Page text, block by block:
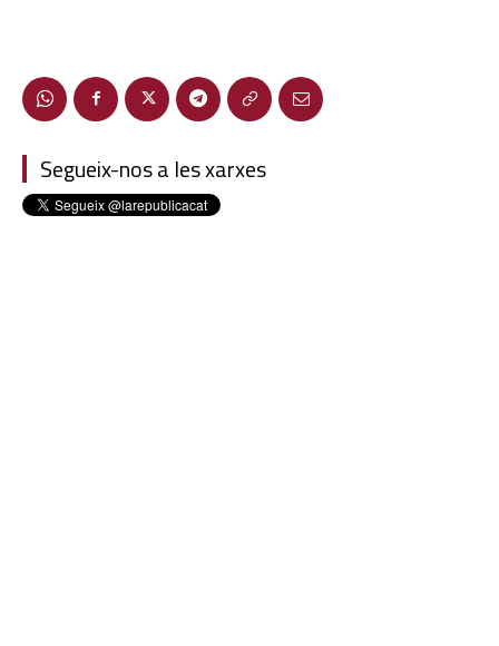
Segueix-nos a les xarxes